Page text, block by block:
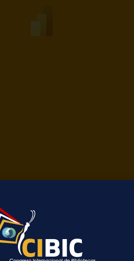
su Dashboard de
de las publicaciones que han
revistas de gran prestigio
ofrece información detallada